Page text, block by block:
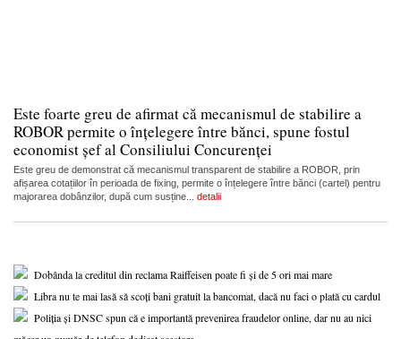
Este foarte greu de afirmat că mecanismul de stabilire a
ROBOR permite o înțelegere între bănci, spune fostul
economist șef al Consiliului Concurenței
Este greu de demonstrat că mecanismul transparent de stabilire a ROBOR, prin
afișarea cotațiilor în perioada de fixing, permite o înțelegere între bănci (cartel) pentru
majorarea dobânzilor, după cum susține... detalii
Dobânda la creditul din reclama Raiffeisen poate fi și de 5 ori mai mare
Libra nu te mai lasă să scoți bani gratuit la bancomat, dacă nu faci o plată cu cardul
Poliția și DNSC spun că e importantă prevenirea fraudelor online, dar nu au nici